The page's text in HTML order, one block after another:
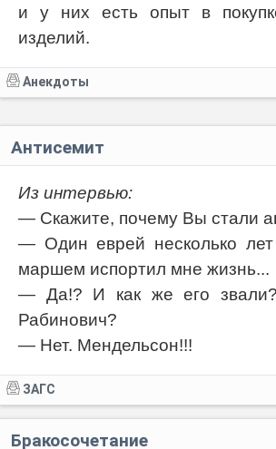
и у них есть опыт в
изделий.
Анекдоты
Антисемит
Из интервью:
— Скажите, почему Вы стали
— Один еврей несколько
маршем испортил мне жизнь...
— Да!? И как же его
Рабинович?
— Нет. Мендельсон!!!
ЗАГС
Бракосочетание